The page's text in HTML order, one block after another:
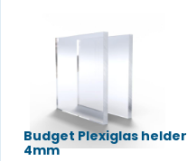
Budget Plexiglas helder
4mm